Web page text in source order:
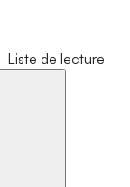
Liste de lecture